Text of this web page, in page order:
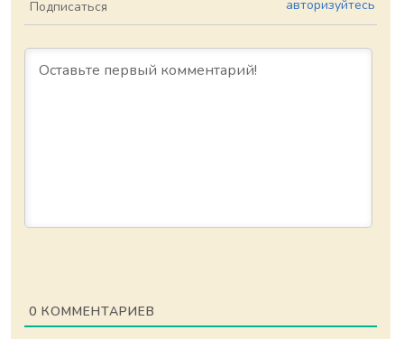
Подписаться авторизуйтесь
0 КОММЕНТАРИЕВ